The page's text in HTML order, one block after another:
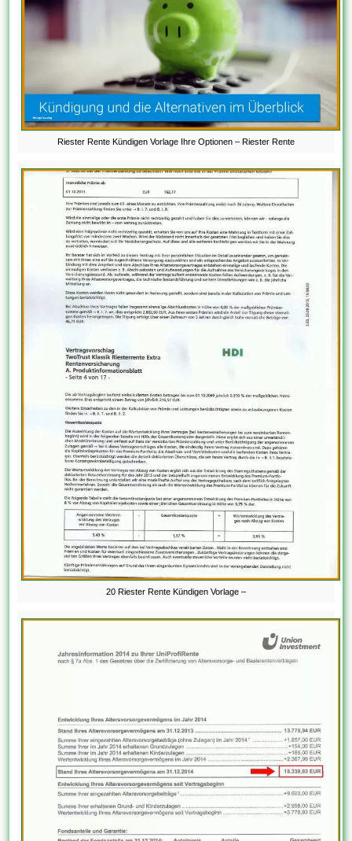
Riester Rente Kündigen Vorlage Ihre Optionen – Riester Rente
20 Riester Rente Kündigen Vorlage –